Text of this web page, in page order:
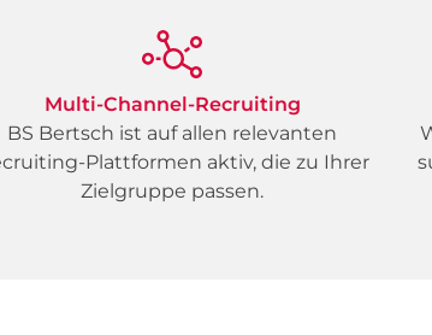
Multi-Channel-Recruiting
BS Bertsch ist auf allen relevanten
Plattformen aktiv, die zu Ihrer
Zielgruppe passen.